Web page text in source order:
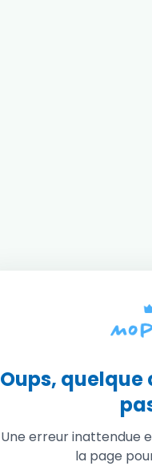
Oups, quelque
Une erreur inattendue
la page